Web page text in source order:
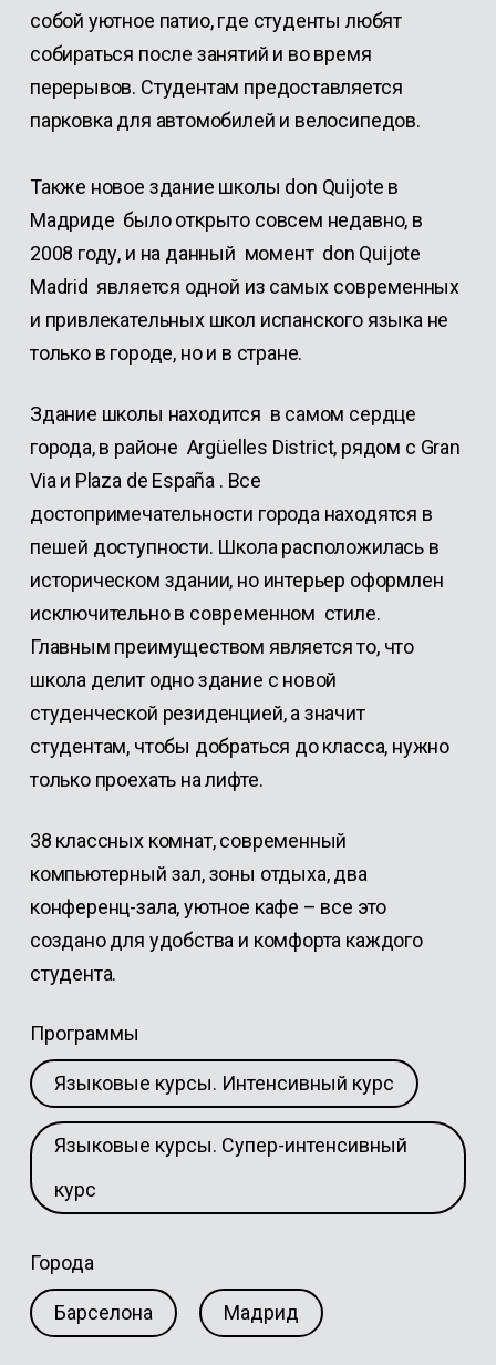
собой уютное патио, где студенты любят
собираться после занятий и во время
перерывов. Студентам предоставляется
парковка для автомобилей и велосипедов.
Также новое здание школы don Quijote в
Мадридe было открыто совсем недавно, в
2008 году, и на данный момент don Quijote
Madrid является одной из самых современных
и привлекательных школ испанского языка не
только в городе, но и в стране.
Здание школы находится в самом сердце
города, в районе Argüelles District, рядом с Gran
Via и Plaza de España . Все
достопримечательности города находятся в
пешей доступности. Школа расположилась в
историческом здании, но интерьер оформлен
исключительно в современном стиле.
Главным преимуществом является то, что
школа делит одно здание с новой
студенческой резиденцией, а значит
студентам, чтобы добраться до класса, нужно
только проехать на лифте.
38 классных комнат, современный
компьютерный зал, зоны отдыха, два
конференц-зала, уютное кафе – все это
создано для удобства и комфорта каждого
студента.
Программы
Языковые курсы. Интенсивный курс
Языковые курсы. Супер-интенсивный
курс
Города
Барселона Мадрид